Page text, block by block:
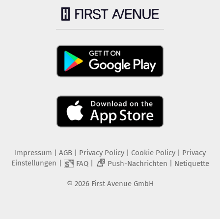
Impressum AGB Privacy Policy| Cookie Policy| Privacy
Einstellungen
FAQ| 2 Push-Nachrichten Netiquette
© 2026 First Avenue GmbH